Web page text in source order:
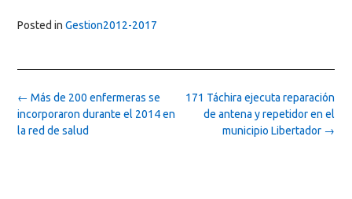
Posted in Gestion2012-2017
Post
navigation
171 Táchira ejecuta reparación
de antena y repetidor en el
municipio Libertador →
← Más de 200 enfermeras se
incorporaron durante el 2014 en
la red de salud